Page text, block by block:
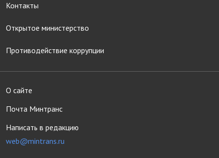
Контакты
Открытое министерство
Противодействие коррупции
О сайте
Почта Минтранс
Написать в редакцию
web@mintrans.ru